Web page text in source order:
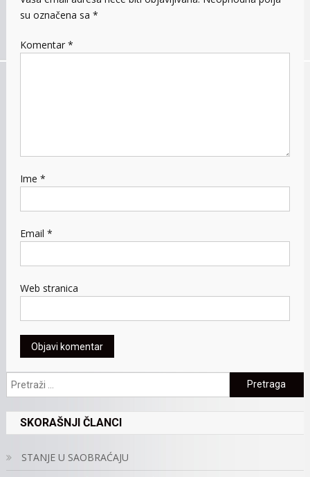
su označena sa *
Komentar *
Ime *
Email *
Web stranica
Pretraga:
SKORAŠNJI ČLANCI
STANJE U SAOBRAĆAJU